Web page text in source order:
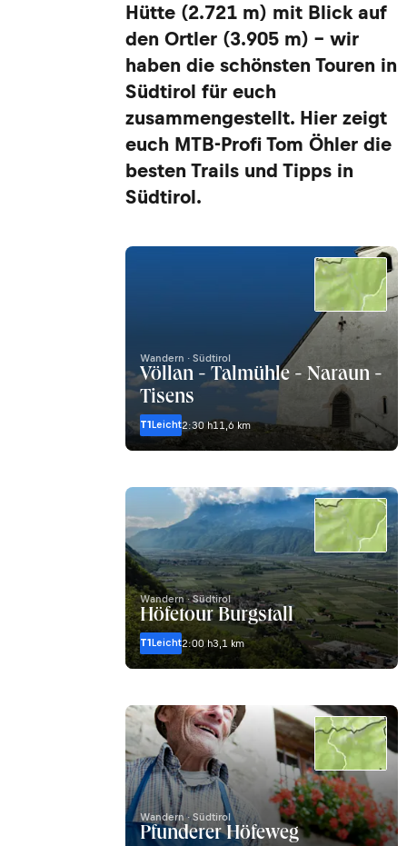
Hütte (2.721 m) mit Blick auf
den Ortler (3.905 m) – wir
haben die schönsten Touren in
Südtirol für euch
zusammengestellt. Hier zeigt
euch MTB-Profi Tom Öhler die
besten Trails und Tipps in
Südtirol.
Wandern · Südtirol
Völlan - Talmühle - Naraun -
Tisens
T1Leicht2:30 h11,6 km
Wandern · Südtirol
Höfetour Burgstall
T1Leicht2:00 h3,1 km
Wandern · Südtirol
Pfunderer Höfeweg